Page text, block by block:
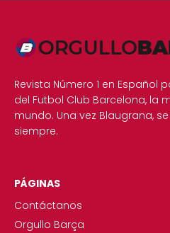
Revista Número 1 en Español
del Futbol Club Barcelona, la
mundo. Una vez Blaugrana,
siempre.
PÁGINAS
Contáctanos
Orgullo Barça